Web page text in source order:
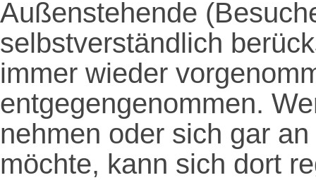
Außenstehende
selbstverständlich
immer wieder
entgegengenommen.
nehmen oder sich gar
möchte, kann sich dort